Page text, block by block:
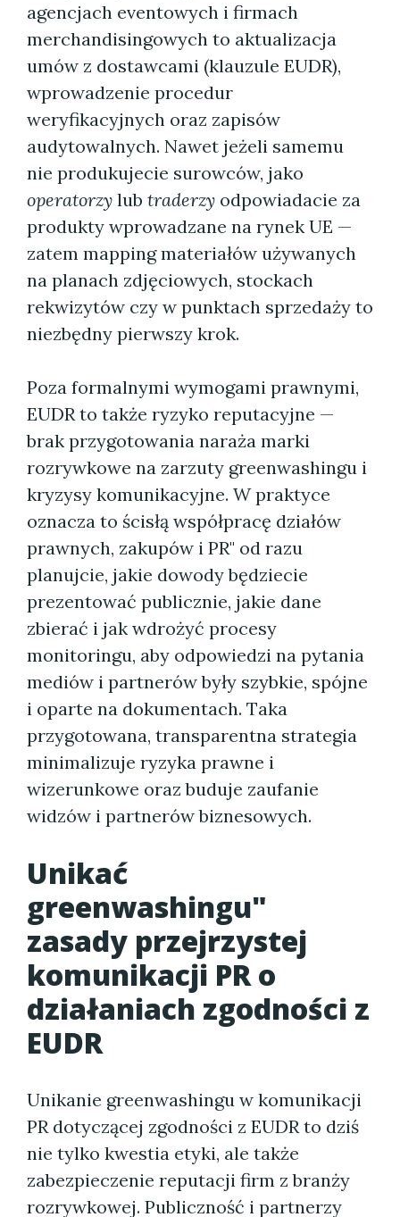
agencjach eventowych i firmach
merchandisingowych to aktualizacja
umów z dostawcami (klauzule EUDR),
wprowadzenie procedur
weryfikacyjnych oraz zapisów
audytowalnych. Nawet jeżeli samemu
nie produkujecie surowców, jako
operatorzy lub traderzy odpowiadacie za
produkty wprowadzane na rynek UE —
zatem mapping materiałów używanych
na planach zdjęciowych, stockach
rekwizytów czy w punktach sprzedaży to
niezbędny pierwszy krok.
Poza formalnymi wymogami prawnymi,
EUDR to także ryzyko reputacyjne —
brak przygotowania naraża marki
rozrywkowe na zarzuty greenwashingu i
kryzysy komunikacyjne. W praktyce
oznacza to ścisłą współpracę działów
prawnych, zakupów i PR" od razu
planujcie, jakie dowody będziecie
prezentować publicznie, jakie dane
zbierać i jak wdrożyć procesy
monitoringu, aby odpowiedzi na pytania
mediów i partnerów były szybkie, spójne
i oparte na dokumentach. Taka
przygotowana, transparentna strategia
minimalizuje ryzyka prawne i
wizerunkowe oraz buduje zaufanie
widzów i partnerów biznesowych.
Unikać
greenwashingu"
zasady przejrzystej
komunikacji PR o
działaniach zgodności z
EUDR
Unikanie greenwashingu w komunikacji
PR dotyczącej zgodności z EUDR to dziś
nie tylko kwestia etyki, ale także
zabezpieczenie reputacji firm z branży
rozrywkowej. Publiczność i partnerzy